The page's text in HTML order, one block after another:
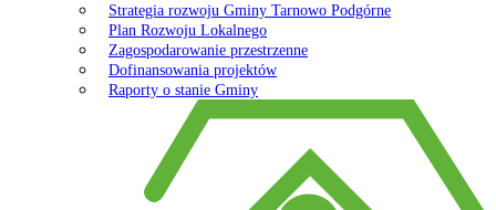
Strategia rozwoju Gminy Tarnowo Podgórne
Plan Rozwoju Lokalnego
Zagospodarowanie przestrzenne
Dofinansowania projektów
Raporty o stanie Gminy